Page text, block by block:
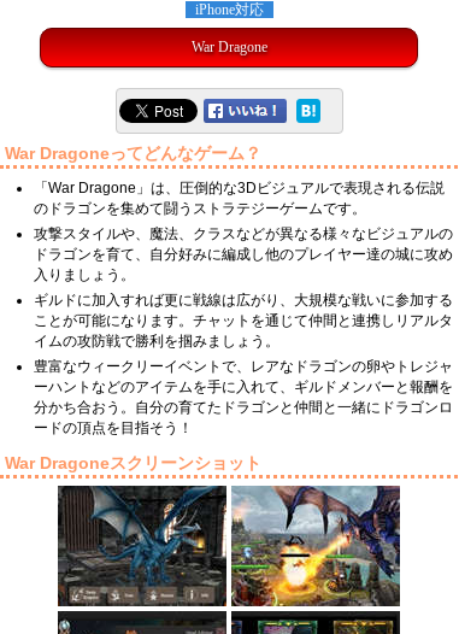
iPhone対応
War Dragone
War Dragoneってどんなゲーム？
「War Dragone」は、圧倒的な3Dビジュアルで表現される伝説
のドラゴンを集めて闘うストラテジーゲームです。
攻撃スタイルや、魔法、クラスなどが異なる様々なビジュアルの
ドラゴンを育て、自分好みに編成し他のプレイヤー達の城に攻め
入りましょう。
ギルドに加入すれば更に戦線は広がり、大規模な戦いに参加する
ことが可能になります。チャットを通じて仲間と連携しリアルタ
イムの攻防戦で勝利を掴みましょう。
豊富なウィークリーイベントで、レアなドラゴンの卵やトレジャ
ーハントなどのアイテムを手に入れて、ギルドメンバーと報酬を
分かち合おう。自分の育てたドラゴンと仲間と一緒にドラゴンロ
ードの頂点を目指そう！
War Dragoneスクリーンショット